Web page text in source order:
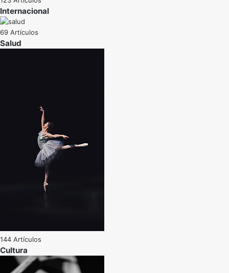
Internacional
69 Artículos
Salud
144 Artículos
Cultura